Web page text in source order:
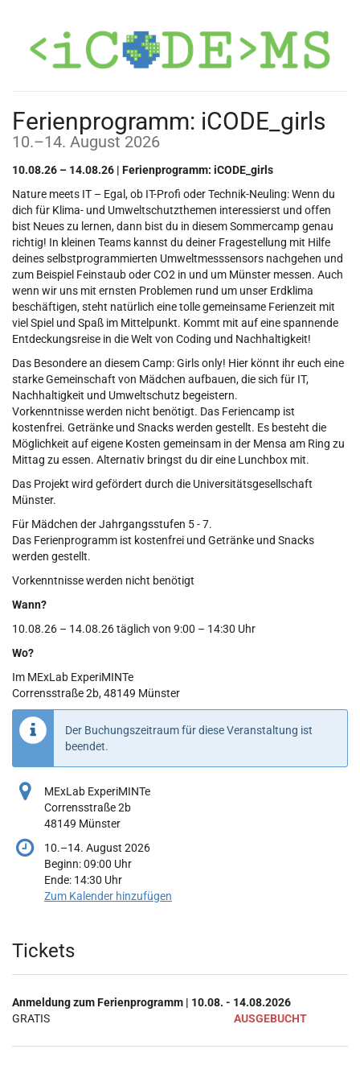
Inhalt
springen
Ferienprogramm: iCODE_girls
10.–bis
14. August 2026
10.08.26 – 14.08.26 | Ferienprogramm: iCODE_girls
Nature meets IT – Egal, ob IT-Profi oder Technik-Neuling: Wenn du
dich für Klima- und Umweltschutzthemen interessierst und offen
bist Neues zu lernen, dann bist du in diesem Sommercamp genau
richtig! In kleinen Teams kannst du deiner Fragestellung mit Hilfe
deines selbstprogrammierten Umweltmesssensors nachgehen und
zum Beispiel Feinstaub oder CO2 in und um Münster messen. Auch
wenn wir uns mit ernsten Problemen rund um unser Erdklima
beschäftigen, steht natürlich eine tolle gemeinsame Ferienzeit mit
viel Spiel und Spaß im Mittelpunkt. Kommt mit auf eine spannende
Entdeckungsreise in die Welt von Coding und Nachhaltigkeit!
Das Besondere an diesem Camp: Girls only! Hier könnt ihr euch eine
starke Gemeinschaft von Mädchen aufbauen, die sich für IT,
Nachhaltigkeit und Umweltschutz begeistern.
Vorkenntnisse werden nicht benötigt. Das Feriencamp ist
kostenfrei. Getränke und Snacks werden gestellt. Es besteht die
Möglichkeit auf eigene Kosten gemeinsam in der Mensa am Ring zu
Mittag zu essen. Alternativ bringst du dir eine Lunchbox mit.
Das Projekt wird gefördert durch die Universitätsgesellschaft
Münster.
Für Mädchen der Jahrgangsstufen 5 - 7.
Das Ferienprogramm ist kostenfrei und Getränke und Snacks
werden gestellt.
Vorkenntnisse werden nicht benötigt
Wann?
10.08.26 – 14.08.26 täglich von 9:00 – 14:30 Uhr
Wo?
Im MExLab ExperiMINTe
Corrensstraße 2b, 48149 Münster
Der Buchungszeitraum für diese Veranstaltung ist
beendet.
MExLab ExperiMINTe
Corrensstraße 2b
48149 Münster
10.–bis
14. August 2026
Beginn:09:00 Uhr
Ende: 14:30 Uhr
Zum Kalender hinzufügen
Produkte
Tickets
Anmeldung zum Ferienprogramm | 10.08. - 14.08.2026
GRATIS
AUSGEBUCHT